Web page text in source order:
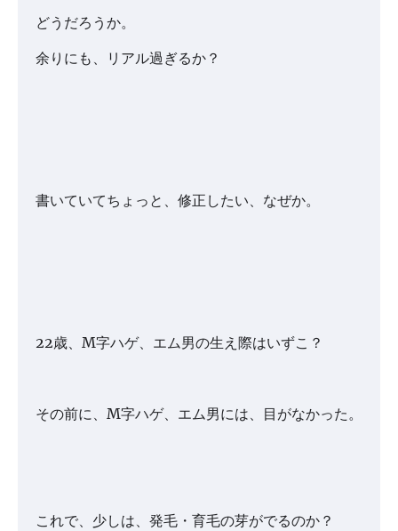
どうだろうか。
余りにも、リアル過ぎるか？
書いていてちょっと、修正したい、なぜか。
22歳、M字ハゲ、エム男の生え際はいずこ？
その前に、M字ハゲ、エム男には、目がなかった。
これで、少しは、発毛・育毛の芽がでるのか？